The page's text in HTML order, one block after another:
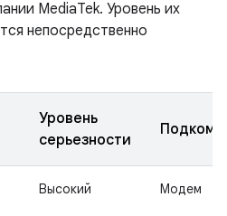
MediaTek. Уровень их
непосредственно
Уровень
серьезности
Высокий Модем